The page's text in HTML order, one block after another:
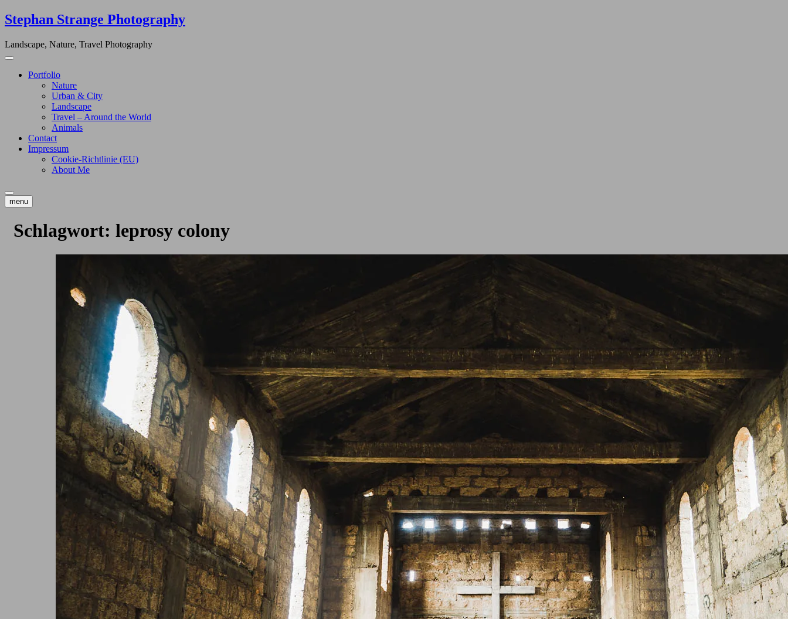
Skip
to
Stephan Strange Photography
Landscape, Nature, Travel Photography
Portfolio
Nature
Urban & City
Landscape
Travel – Around the World
Animals
Contact
Impressum
Cookie-Richtlinie (EU)
About Me
menu
Schlagwort: leprosy colony